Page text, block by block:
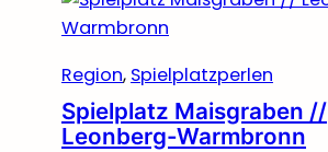
Region, Spielplatzperlen
Spielplatz Maisgraben //
Leonberg-Warmbronn